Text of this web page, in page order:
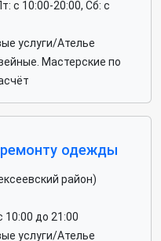
c 10:00-20:00, Сб: c
услуги/Ателье
Мастерские по
одежды
район)
10:00 до 21:00
услуги/Ателье